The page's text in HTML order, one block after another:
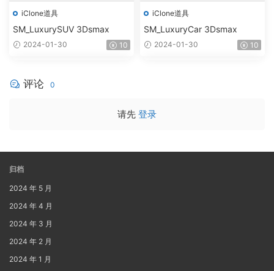
iClone道具
SM_LuxurySUV 3Dsmax
2024-01-30 10
iClone道具
SM_LuxuryCar 3Dsmax
2024-01-30 10
评论 0
请先 登录
归档
2024 年 5 月
2024 年 4 月
2024 年 3 月
2024 年 2 月
2024 年 1 月